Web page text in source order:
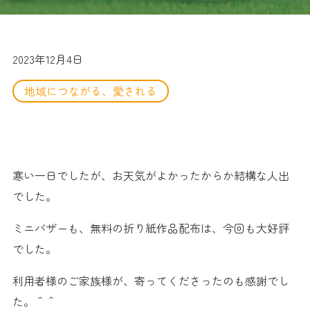
2023年12月4日
地域につながる、愛される
寒い一日でしたが、お天気がよかったからか結構な人出
でした。
ミニバザーも、無料の折り紙作品配布は、今回も大好評
でした。
利用者様のご家族様が、寄ってくださったのも感謝でし
た。＾＾